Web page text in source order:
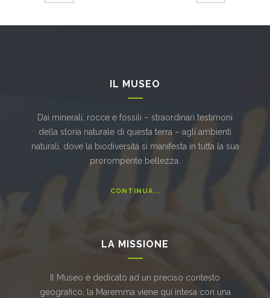
IL MUSEO
Dai minerali, rocce e fossili – straordinari testimoni
della storia naturale di questa terra – agli ambienti
naturali, dove la biodiversità si manifesta in tutta la sua
prorompente bellezza.
CONTINUA...
LA MISSIONE
Il Museo è dedicato ad un preciso contesto
geografico, la Maremma viene qui intesa con una